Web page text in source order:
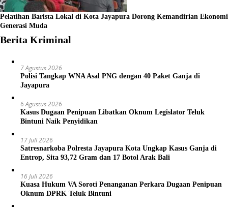
Pelatihan Barista Lokal di Kota Jayapura Dorong Kemandirian Ekonomi
Generasi Muda
Berita Kriminal
7 Agustus 2026
Polisi Tangkap WNA Asal PNG dengan 40 Paket Ganja di
Jayapura
6 Agustus 2026
Kasus Dugaan Penipuan Libatkan Oknum Legislator Teluk
Bintuni Naik Penyidikan
17 Juli 2026
Satresnarkoba Polresta Jayapura Kota Ungkap Kasus Ganja di
Entrop, Sita 93,72 Gram dan 17 Botol Arak Bali
16 Juli 2026
Kuasa Hukum VA Soroti Penanganan Perkara Dugaan Penipuan
Oknum DPRK Teluk Bintuni